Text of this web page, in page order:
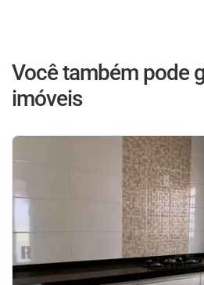
Você também pode
imóveis